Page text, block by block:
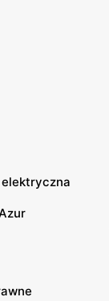
elektryczna